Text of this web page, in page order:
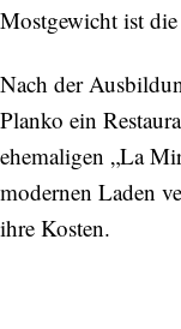
Mostgewicht ist
Nach der
Planko ein
ehemaligen „La
modernen Laden
ihre Kosten.